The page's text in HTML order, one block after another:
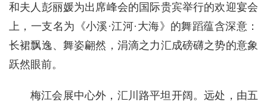
和夫人彭丽媛为出席峰会的国际贵宾举行的欢迎宴会
上，一支名为《小溪·江河·大海》的舞蹈蕴含深意：
长裙飘逸、舞姿翩然，涓滴之力汇成磅礴之势的意象
跃然眼前。
梅江会展中心外，汇川路平坦开阔。远处，由五